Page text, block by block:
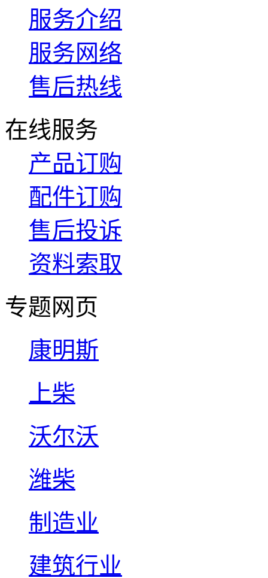
服务介绍
服务网络
售后热线
在线服务
产品订购
配件订购
售后投诉
资料索取
专题网页
康明斯
上柴
沃尔沃
潍柴
制造业
建筑行业